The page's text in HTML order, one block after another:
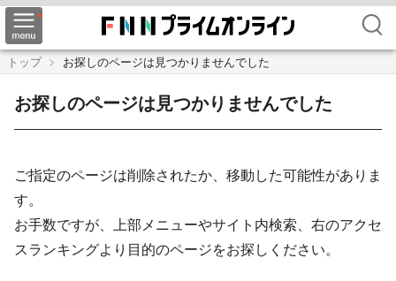
検索
トップ お探しのページは見つかりませんでした
お探しのページは見つかりませんでした
ご指定のページは削除されたか、移動した可能性がありま
す。
お手数ですが、上部メニューやサイト内検索、右のアクセ
スランキングより目的のページをお探しください。